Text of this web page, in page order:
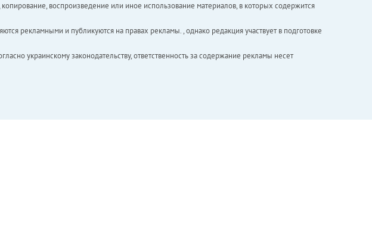
воспроизведение или иное использование материалов, в которых содержится
рекламными и публикуются на правах рекламы. , однако редакция участвует в подготовке
украинскому законодательству, ответственность за содержание рекламы несет